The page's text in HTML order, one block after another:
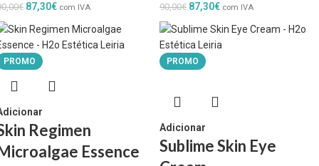
€ 87,30€ com IVA 90,00€ 87,30€ com IVA
PROMO
Regimen
Essence
PROMO
Adicionar
Sublime Skin Eye